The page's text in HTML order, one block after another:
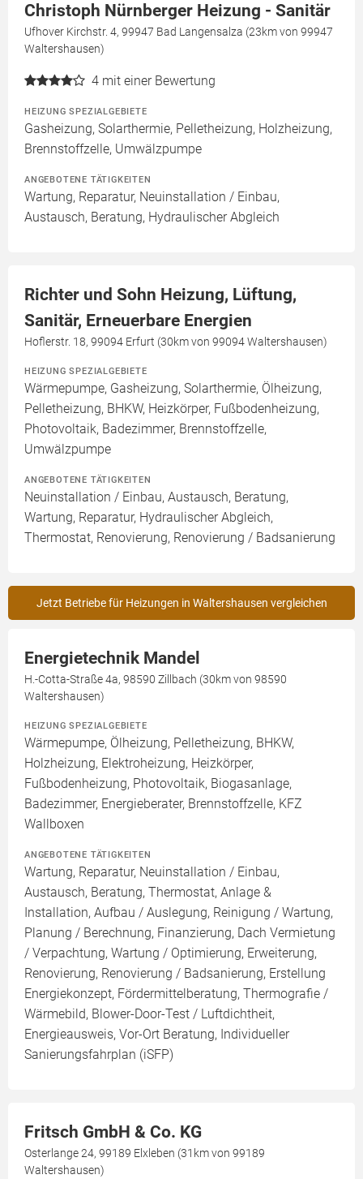
Christoph Nürnberger Heizung - Sanitär
Ufhover Kirchstr. 4, 99947 Bad Langensalza (23km von 99947
Waltershausen)
4 mit einer Bewertung
HEIZUNG SPEZIALGEBIETE
Gasheizung, Solarthermie, Pelletheizung, Holzheizung,
Brennstoffzelle, Umwälzpumpe
ANGEBOTENE TÄTIGKEITEN
Wartung, Reparatur, Neuinstallation / Einbau,
Austausch, Beratung, Hydraulischer Abgleich
Richter und Sohn Heizung, Lüftung,
Sanitär, Erneuerbare Energien
Hoflerstr. 18, 99094 Erfurt (30km von 99094 Waltershausen)
HEIZUNG SPEZIALGEBIETE
Wärmepumpe, Gasheizung, Solarthermie, Ölheizung,
Pelletheizung, BHKW, Heizkörper, Fußbodenheizung,
Photovoltaik, Badezimmer, Brennstoffzelle,
Umwälzpumpe
ANGEBOTENE TÄTIGKEITEN
Neuinstallation / Einbau, Austausch, Beratung,
Wartung, Reparatur, Hydraulischer Abgleich,
Thermostat, Renovierung, Renovierung / Badsanierung
Jetzt Betriebe für Heizungen in Waltershausen vergleichen
Energietechnik Mandel
H.-Cotta-Straße 4a, 98590 Zillbach (30km von 98590
Waltershausen)
HEIZUNG SPEZIALGEBIETE
Wärmepumpe, Ölheizung, Pelletheizung, BHKW,
Holzheizung, Elektroheizung, Heizkörper,
Fußbodenheizung, Photovoltaik, Biogasanlage,
Badezimmer, Energieberater, Brennstoffzelle, KFZ
Wallboxen
ANGEBOTENE TÄTIGKEITEN
Wartung, Reparatur, Neuinstallation / Einbau,
Austausch, Beratung, Thermostat, Anlage &
Installation, Aufbau / Auslegung, Reinigung / Wartung,
Planung / Berechnung, Finanzierung, Dach Vermietung
/ Verpachtung, Wartung / Optimierung, Erweiterung,
Renovierung, Renovierung / Badsanierung, Erstellung
Energiekonzept, Fördermittelberatung, Thermografie /
Wärmebild, Blower-Door-Test / Luftdichtheit,
Energieausweis, Vor-Ort Beratung, Individueller
Sanierungsfahrplan (iSFP)
Fritsch GmbH & Co. KG
Osterlange 24, 99189 Elxleben (31km von 99189
Waltershausen)